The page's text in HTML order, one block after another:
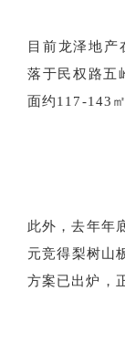
目前龙泽地产
落于民权路五
面约117-143
此外，去年年
元竞得梨树山
方案已出炉，